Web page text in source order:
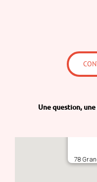
Une question,
78